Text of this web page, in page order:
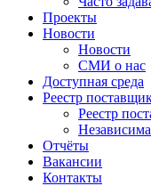
Проекты
Новости
Новости
СМИ о нас
Доступная среда
Реестр
Реестр
Отчёты
Вакансии
Контакты